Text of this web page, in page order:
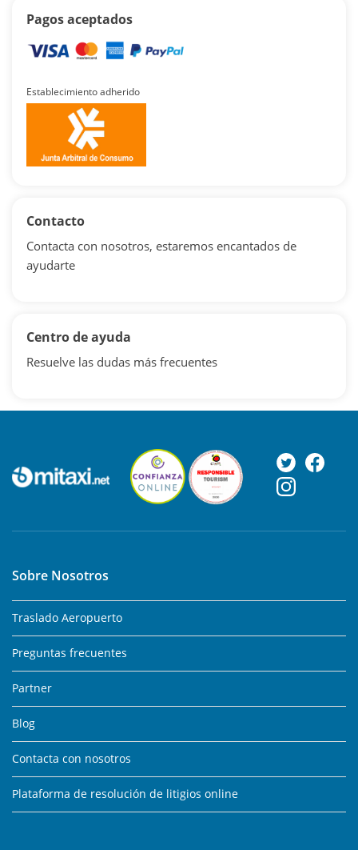
Pagos aceptados
Establecimiento adherido
Contacto
Contacta con nosotros, estaremos encantados de
ayudarte
Centro de ayuda
Resuelve las dudas más frecuentes
Sobre Nosotros
Traslado Aeropuerto
Preguntas frecuentes
Partner
Blog
Contacta con nosotros
Plataforma de resolución de litigios online